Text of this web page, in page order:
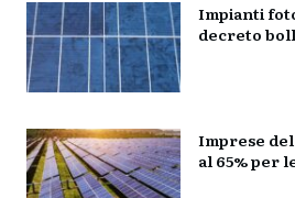
Impianti
decreto
Imprese
al 65% per